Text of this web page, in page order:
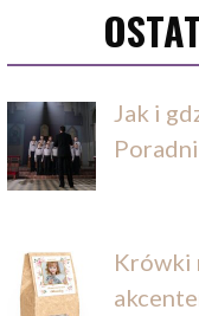
Jak i
Krówki